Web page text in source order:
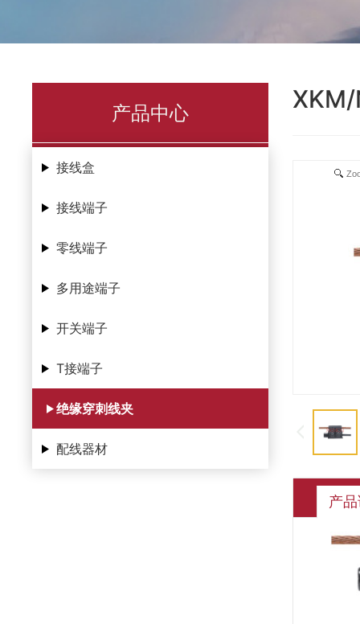
产品中心
接线盒
接线端子
零线端子
多用途端子
开关端子
T接端子
绝缘穿刺线夹
配线器材
XKM/
产